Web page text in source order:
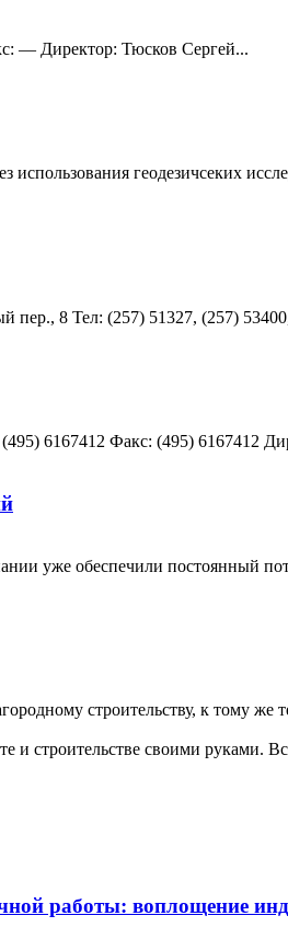
— Директор: Тюсков Сергей...
использования геодезичсеких
пер., 8 Teл: (257) 51327, (257)
6167412 Факс: (495) 6167412
уже обеспечили постоянный
строительству, к тому
и строительстве своими руками.
работы: воплощение